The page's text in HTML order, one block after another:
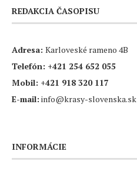
REDAKCIA ČASOPISU
Adresa: Karloveské rameno 4B
Telefón: +421 254 652 055
Mobil: +421 918 320 117
E-mail: info@krasy-slovenska.sk
INFORMÁCIE